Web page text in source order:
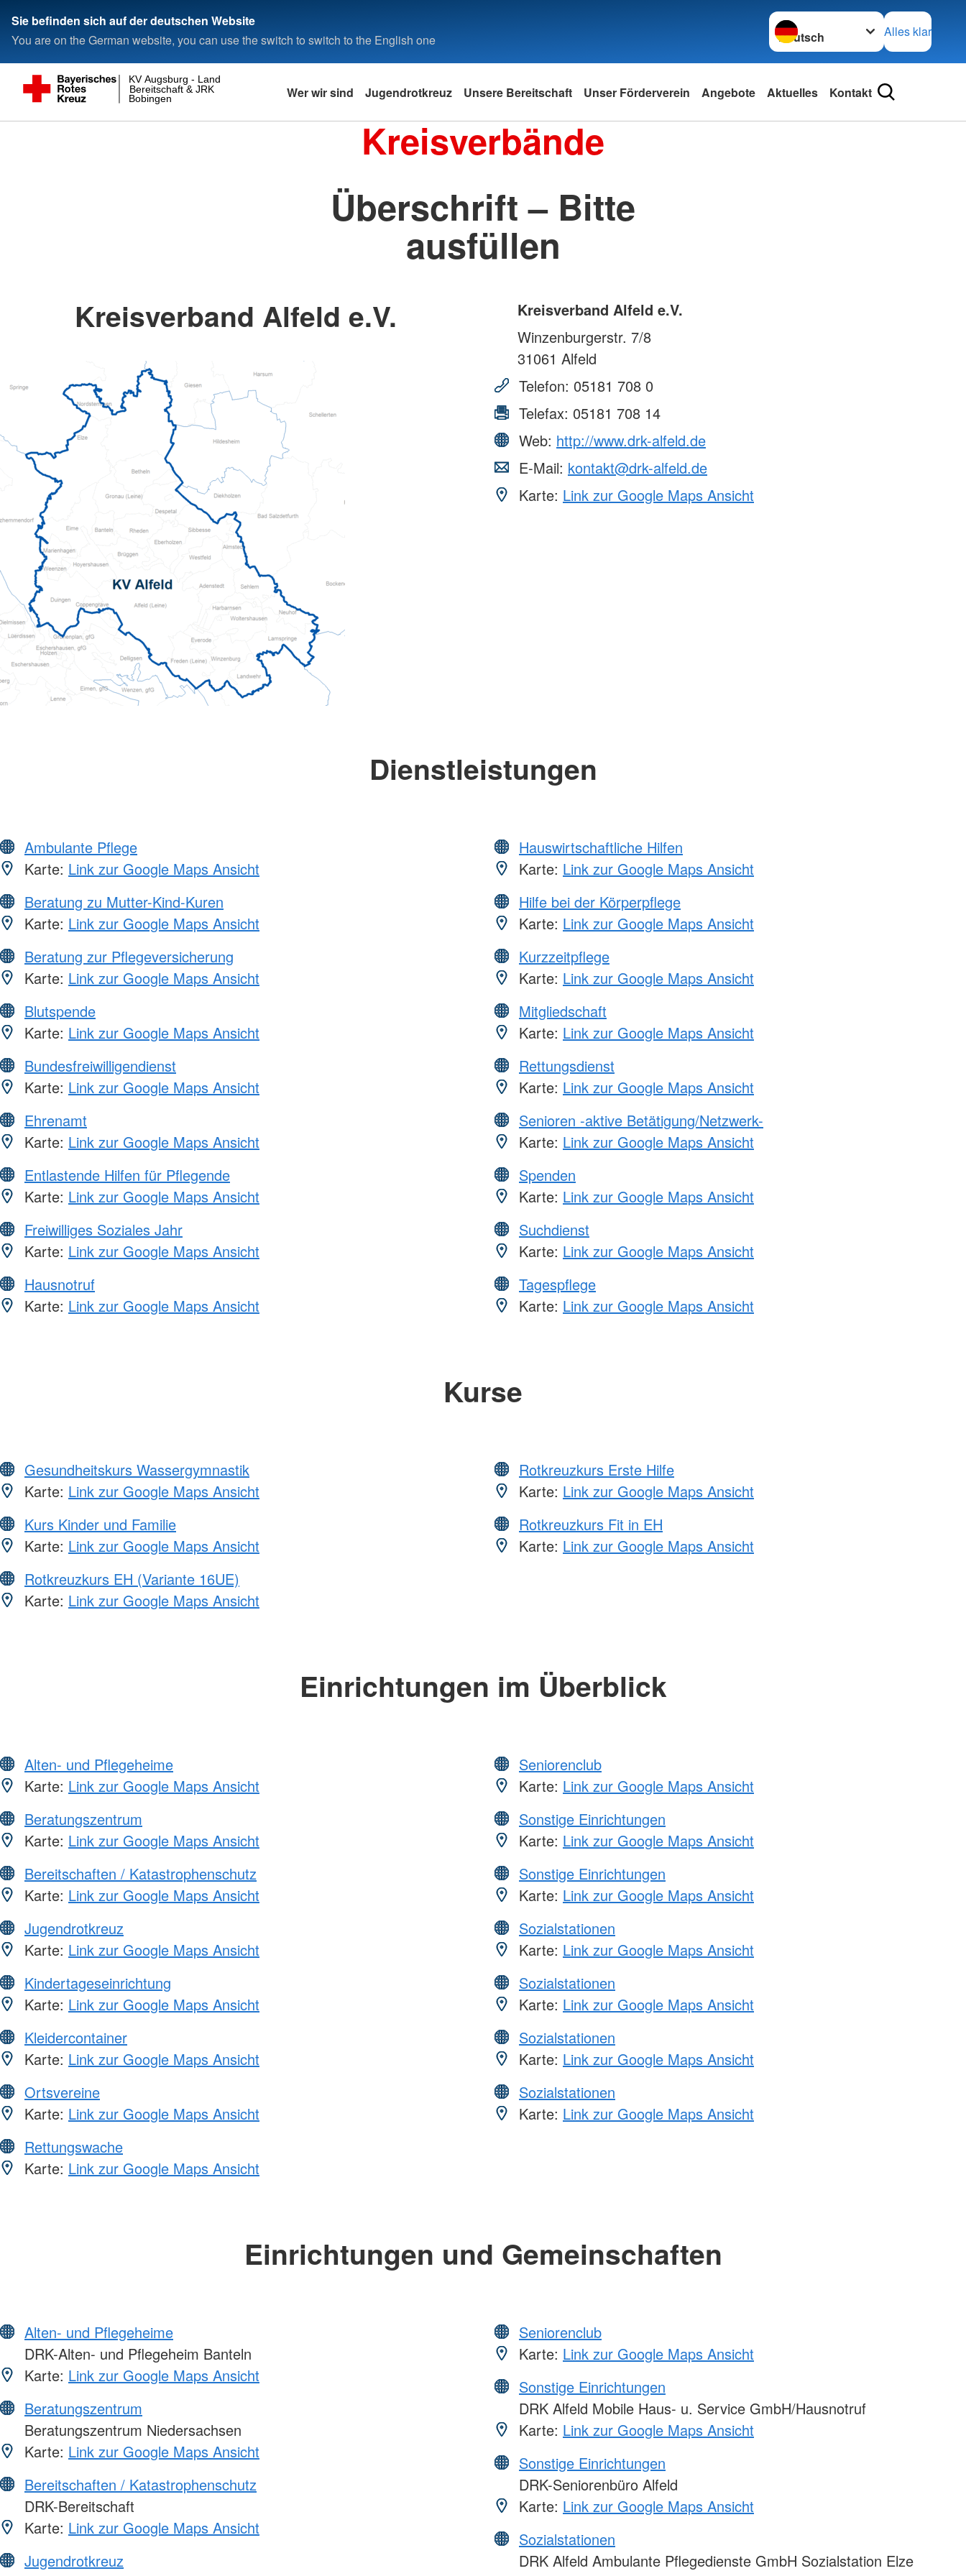
Sie befinden sich auf der deutschen Website
You are on the German website, you can use the switch to switch to the English one
Sprache wechseln zu
Alles klar
Bobingen
Bereitschaft & JRK
KV Augsburg - Land
Wer wir sind Jugendrotkreuz Unsere Bereitschaft Unser Förderverein Angebote Aktuelles Kontakt
Kreisverbände
Überschrift – Bitte
ausfüllen
Kreisverband Alfeld e.V.
Kreisverband Alfeld e.V.
Winzenburgerstr. 7/8
31061 Alfeld
Telefon: 05181 708 0
Telefax: 05181 708 14
Web: http://www.drk-alfeld.de
E-Mail: kontakt@drk-alfeld.de
Karte: Link zur Google Maps Ansicht
Dienstleistungen
Ambulante Pflege
Karte: Link zur Google Maps Ansicht
Beratung zu Mutter-Kind-Kuren
Karte: Link zur Google Maps Ansicht
Beratung zur Pflegeversicherung
Karte: Link zur Google Maps Ansicht
Blutspende
Karte: Link zur Google Maps Ansicht
Bundesfreiwilligendienst
Karte: Link zur Google Maps Ansicht
Ehrenamt
Karte: Link zur Google Maps Ansicht
Entlastende Hilfen für Pflegende
Karte: Link zur Google Maps Ansicht
Freiwilliges Soziales Jahr
Karte: Link zur Google Maps Ansicht
Hausnotruf
Karte: Link zur Google Maps Ansicht
Hauswirtschaftliche Hilfen
Karte: Link zur Google Maps Ansicht
Hilfe bei der Körperpflege
Karte: Link zur Google Maps Ansicht
Kurzzeitpflege
Karte: Link zur Google Maps Ansicht
Mitgliedschaft
Karte: Link zur Google Maps Ansicht
Rettungsdienst
Karte: Link zur Google Maps Ansicht
Senioren -aktive Betätigung/Netzwerk-
Karte: Link zur Google Maps Ansicht
Spenden
Karte: Link zur Google Maps Ansicht
Suchdienst
Karte: Link zur Google Maps Ansicht
Tagespflege
Karte: Link zur Google Maps Ansicht
Kurse
Gesundheitskurs Wassergymnastik
Karte: Link zur Google Maps Ansicht
Kurs Kinder und Familie
Karte: Link zur Google Maps Ansicht
Rotkreuzkurs EH (Variante 16UE)
Karte: Link zur Google Maps Ansicht
Rotkreuzkurs Erste Hilfe
Karte: Link zur Google Maps Ansicht
Rotkreuzkurs Fit in EH
Karte: Link zur Google Maps Ansicht
Einrichtungen im Überblick
Alten- und Pflegeheime
Karte: Link zur Google Maps Ansicht
Beratungszentrum
Karte: Link zur Google Maps Ansicht
Bereitschaften / Katastrophenschutz
Karte: Link zur Google Maps Ansicht
Jugendrotkreuz
Karte: Link zur Google Maps Ansicht
Kindertageseinrichtung
Karte: Link zur Google Maps Ansicht
Kleidercontainer
Karte: Link zur Google Maps Ansicht
Ortsvereine
Karte: Link zur Google Maps Ansicht
Rettungswache
Karte: Link zur Google Maps Ansicht
Seniorenclub
Karte: Link zur Google Maps Ansicht
Sonstige Einrichtungen
Karte: Link zur Google Maps Ansicht
Sonstige Einrichtungen
Karte: Link zur Google Maps Ansicht
Sozialstationen
Karte: Link zur Google Maps Ansicht
Sozialstationen
Karte: Link zur Google Maps Ansicht
Sozialstationen
Karte: Link zur Google Maps Ansicht
Sozialstationen
Karte: Link zur Google Maps Ansicht
Einrichtungen und Gemeinschaften
Alten- und Pflegeheime
DRK-Alten- und Pflegeheim Banteln
Karte: Link zur Google Maps Ansicht
Beratungszentrum
Beratungszentrum Niedersachsen
Karte: Link zur Google Maps Ansicht
Bereitschaften / Katastrophenschutz
DRK-Bereitschaft
Karte: Link zur Google Maps Ansicht
Jugendrotkreuz
Seniorenclub
Karte: Link zur Google Maps Ansicht
Sonstige Einrichtungen
DRK Alfeld Mobile Haus- u. Service GmbH/Hausnotruf
Karte: Link zur Google Maps Ansicht
Sonstige Einrichtungen
DRK-Seniorenbüro Alfeld
Karte: Link zur Google Maps Ansicht
Sozialstationen
DRK Alfeld Ambulante Pflegedienste GmbH Sozialstation Elze